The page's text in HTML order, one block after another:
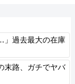
」過去最大の在庫
末路、ガチでヤバ